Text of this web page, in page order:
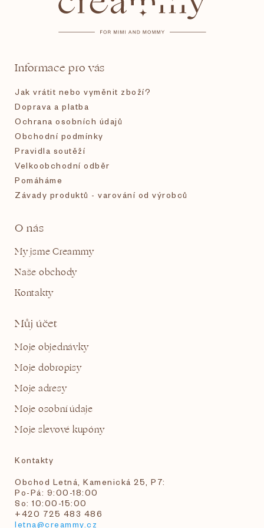
Informace pro vás
Jak vrátit nebo vyměnit zboží?
Doprava a platba
Ochrana osobních údajů
Obchodní podmínky
Pravidla soutěží
Velkoobchodní odběr
Pomáháme
Závady produktů - varování od výrobců
O nás
My jsme Creammy
Naše obchody
Kontakty
Můj účet
Moje objednávky
Moje dobropisy
Moje adresy
Moje osobní údaje
Moje slevové kupóny
Kontakty
Obchod Letná, Kamenická 25, P7:
Po-Pá: 9:00-18:00
So: 10:00-15:00
+420 725 483 486
letna@creammy.cz